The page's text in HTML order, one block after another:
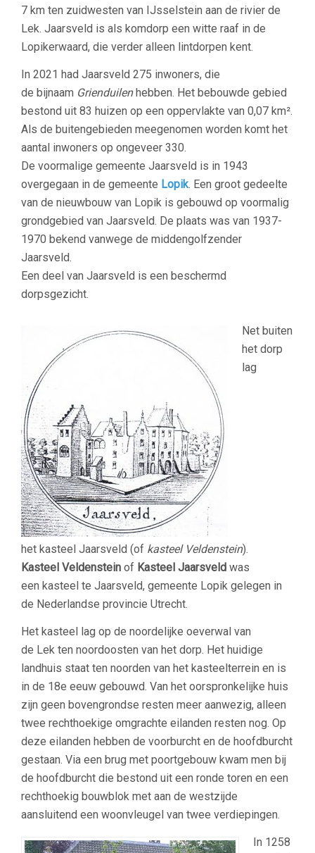
7 km ten zuidwesten van IJsselstein aan de rivier de
Lek. Jaarsveld is als komdorp een witte raaf in de
Lopikerwaard, die verder alleen lintdorpen kent.
In 2021 had Jaarsveld 275 inwoners, die
de bijnaam Grienduilenhebben. Het bebouwde gebied
bestond uit 83 huizen op een oppervlakte van 0,07 km².
Als de buitengebieden meegenomen worden komt het
aantal inwoners op ongeveer 330.
De voormalige gemeente Jaarsveld is in 1943
overgegaan in de gemeente Lopik. Een groot gedeelte
van de nieuwbouw van Lopik is gebouwd op voormalig
grondgebied van Jaarsveld. De plaats was van 1937-
1970 bekend vanwege de middengolfzender
Jaarsveld.
Een deel van Jaarsveld is een beschermd
dorpsgezicht.
Net buiten
het dorp
lag
het kasteel Jaarsveld (of kasteel Veldenstein).
Kasteel Veldenstein of Kasteel Jaarsveld was
een kasteel te Jaarsveld, gemeente Lopik gelegen in
de Nederlandse provincie Utrecht.
Het kasteel lag op de noordelijke oeverwal van
de Lek ten noordoosten van het dorp. Het huidige
landhuis staat ten noorden van het kasteelterrein en is
in de 18e eeuw gebouwd. Van het oorspronkelijke huis
zijn geen bovengrondse resten meer aanwezig, alleen
twee rechthoekige omgrachte eilanden resten nog. Op
deze eilanden hebben de voorburcht en de hoofdburcht
gestaan. Via een brug met poortgebouw kwam men bij
de hoofdburcht die bestond uit een ronde toren en een
rechthoekig bouwblok met aan de westzijde
aansluitend een woonvleugel van twee verdiepingen.
In 1258